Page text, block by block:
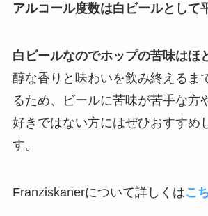
アルコール度数は白ビールとして
白ビールなのでホップの苦味はほ
醇な香りと味わいを飲み終えるま
るため、ビールに苦味が苦手な方
好きではない方にはぜひおすすめ
す。
Franziskanerについて詳しくはこ